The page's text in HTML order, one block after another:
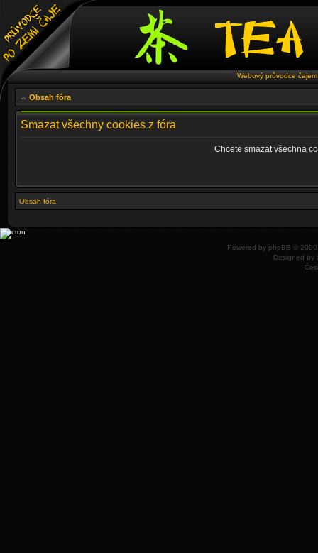
Webový průvodce
Obsah fóra
Smazat všechny cookies z fóra
Chcete smazat všechna
Obsah fóra
Powered by phpBB ©
Designed by